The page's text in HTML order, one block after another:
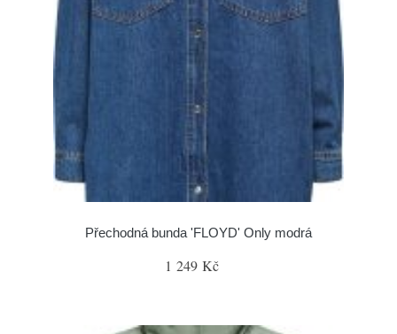
Přechodná bunda 'FLOYD' Only modrá
1 249 Kč